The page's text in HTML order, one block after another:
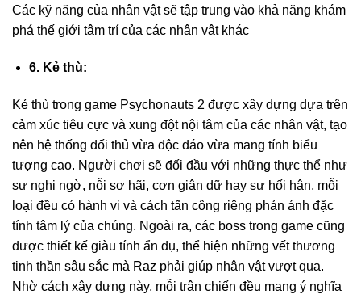
Các kỹ năng của nhân vật sẽ tập trung vào khả năng khám
phá thế giới tâm trí của các nhân vật khác
6. Kẻ thù:
Kẻ thù trong game Psychonauts 2 được xây dựng dựa trên
cảm xúc tiêu cực và xung đột nội tâm của các nhân vật, tạo
nên hệ thống đối thủ vừa độc đáo vừa mang tính biểu
tượng cao. Người chơi sẽ đối đầu với những thực thể như
sự nghi ngờ, nỗi sợ hãi, cơn giận dữ hay sự hối hận, mỗi
loại đều có hành vi và cách tấn công riêng phản ánh đặc
tính tâm lý của chúng. Ngoài ra, các boss trong game cũng
được thiết kế giàu tính ẩn dụ, thể hiện những vết thương
tinh thần sâu sắc mà Raz phải giúp nhân vật vượt qua.
Nhờ cách xây dựng này, mỗi trận chiến đều mang ý nghĩa